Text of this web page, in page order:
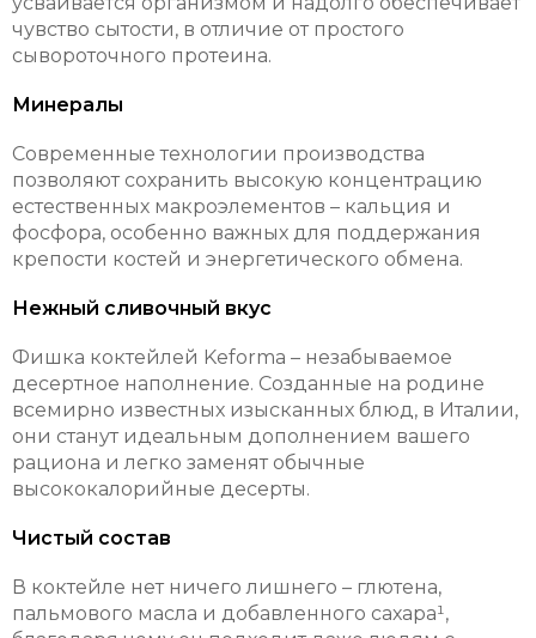
чувство сытости, в отличие от простого
сывороточного протеина.
Минералы
Современные технологии производства
позволяют сохранить высокую концентрацию
естественных макроэлементов – кальция и
фосфора, особенно важных для поддержания
крепости костей и энергетического обмена.
Нежный сливочный вкус
Фишка коктейлей Keforma – незабываемое
десертное наполнение. Созданные на родине
всемирно известных изысканных блюд, в Италии,
они станут идеальным дополнением вашего
рациона и легко заменят обычные
высококалорийные десерты.
Чистый состав
В коктейле нет ничего лишнего – глютена,
пальмового масла и добавленного сахара¹,